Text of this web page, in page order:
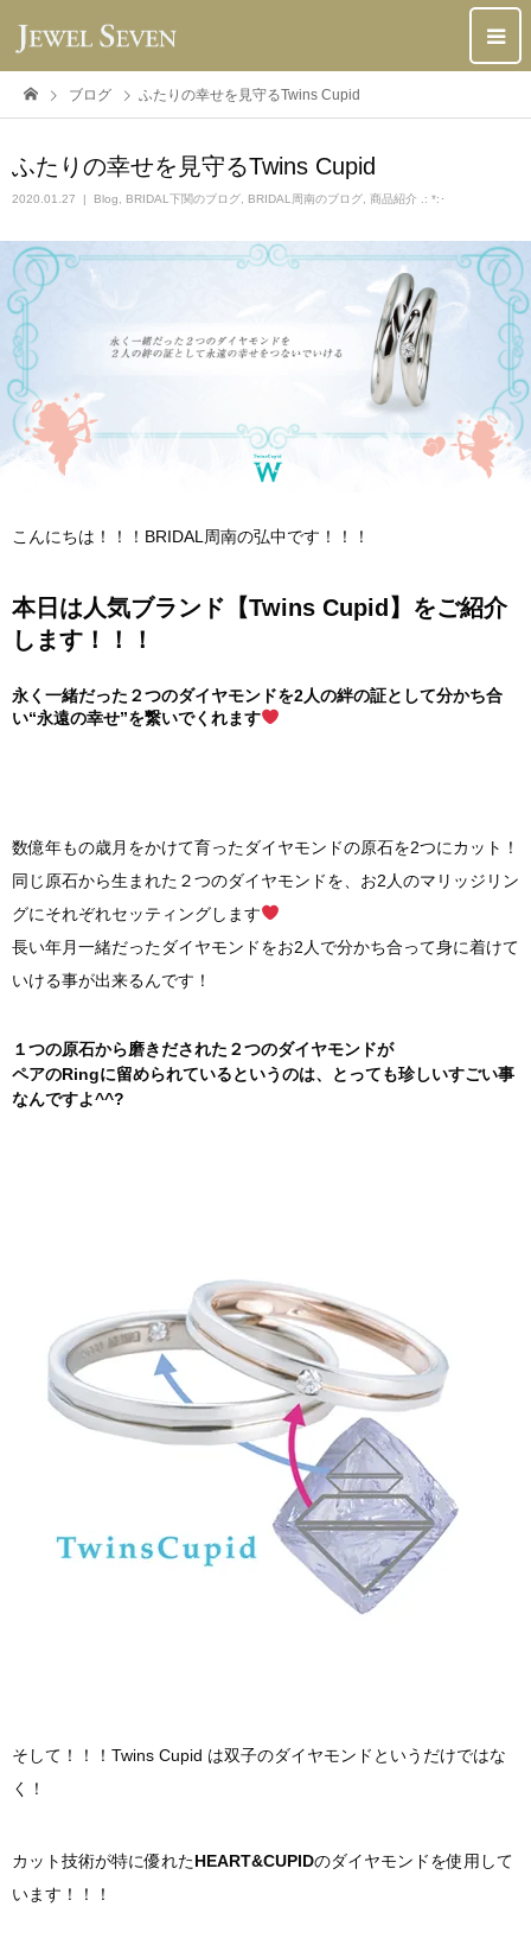
ブログ ふたりの幸せを見守るTwins Cupid
ふたりの幸せを見守るTwins Cupid
2020.01.27 Blog BRIDAL下関のブログ BRIDAL周南のブログ 商品紹介 .: *:･
こんにちは！！！BRIDAL周南の弘中です！！！
本日は人気ブランド【Twins Cupid】をご紹介
します！！！
永く一緒だった２つのダイヤモンドを2人の絆の証として分かち合
い“永遠の幸せ”を繋いでくれます
数億年もの歳月をかけて育ったダイヤモンドの原石を2つにカット！
同じ原石から生まれた２つのダイヤモンドを、お2人のマリッジリン
グにそれぞれセッティングします
長い年月一緒だったダイヤモンドをお2人で分かち合って身に着けて
いける事が出来るんです！
１つの原石から磨きだされた２つのダイヤモンドが
ペアのRingに留められているというのは、とっても珍しいすごい事
なんですよ^^?
そ して！！！Twins Cupid は双子のダイヤモンドというだけではな
く！
カット技術が特に優れたHEART&CUPIDのダイヤモンドを使用して
います！！！